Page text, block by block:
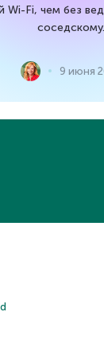
Wi-Fi, чем без
соседскому.
9 июня